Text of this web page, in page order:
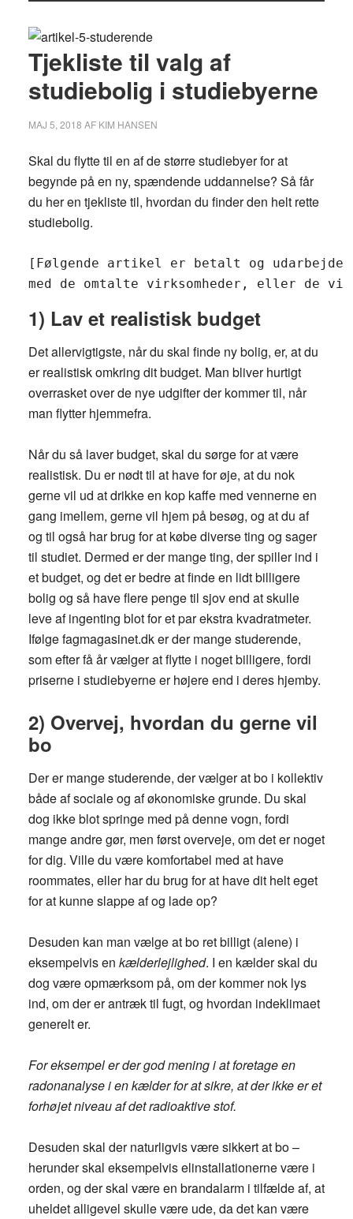
Tjekliste til valg af
studiebolig i studiebyerne
MAJ 5, 2018 AF KIM HANSEN
Skal du flytte til en af de større studiebyer for at
begynde på en ny, spændende uddannelse? Så får
du her en tjekliste til, hvordan du finder den helt rette
studiebolig.
[Følgende artikel er betalt og udarbejdet
med de omtalte virksomheder, eller de
1) Lav et realistisk budget
Det allervigtigste, når du skal finde ny bolig, er, at du
er realistisk omkring dit budget. Man bliver hurtigt
overrasket over de nye udgifter der kommer til, når
man flytter hjemmefra.
Når du så laver budget, skal du sørge for at være
realistisk. Du er nødt til at have for øje, at du nok
gerne vil ud at drikke en kop kaffe med vennerne en
gang imellem, gerne vil hjem på besøg, og at du af
og til også har brug for at købe diverse ting og sager
til studiet. Dermed er der mange ting, der spiller ind i
et budget, og det er bedre at finde en lidt billigere
bolig og så have flere penge til sjov end at skulle
leve af ingenting blot for et par ekstra kvadratmeter.
Ifølge fagmagasinet.dk er der mange studerende,
som efter få år vælger at flytte i noget billigere, fordi
priserne i studiebyerne er højere end i deres hjemby.
2) Overvej, hvordan du gerne vil
bo
Der er mange studerende, der vælger at bo i kollektiv
både af sociale og af økonomiske grunde. Du skal
dog ikke blot springe med på denne vogn, fordi
mange andre gør, men først overveje, om det er noget
for dig. Ville du være komfortabel med at have
roommates, eller har du brug for at have dit helt eget
for at kunne slappe af og lade op?
Desuden kan man vælge at bo ret billigt (alene) i
eksempelvis en kælderlejlighed. I en kælder skal du
dog være opmærksom på, om der kommer nok lys
ind, om der er antræk til fugt, og hvordan indeklimaet
generelt er.
For eksempel er der god mening i at foretage en
radonanalyse i en kælder for at sikre, at der ikke er et
forhøjet niveau af det radioaktive stof.
Desuden skal der naturligvis være sikkert at bo –
herunder skal eksempelvis elinstallationerne være i
orden, og der skal være en brandalarm i tilfælde af, at
uheldet alligevel skulle være ude, da det kan være